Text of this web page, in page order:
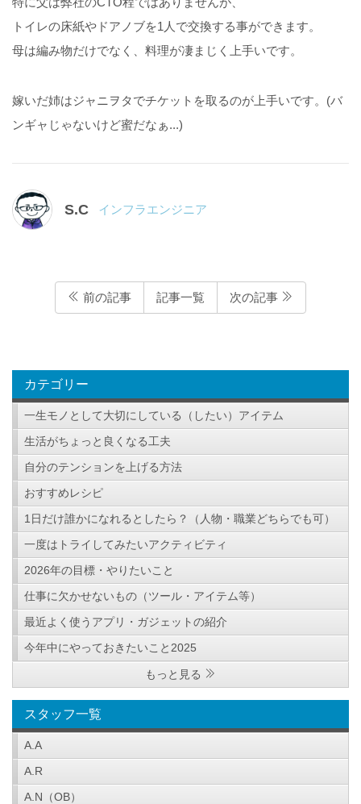
トイレの床紙やドアノブを1人で交換する事ができます。
母は編み物だけでなく、料理が凄まじく上手いです。
嫁いだ姉はジャニヲタでチケットを取るのが上手いです。(バ
ンギャじゃないけど蜜だなぁ...)
S.C インフラエンジニア
前の記事 記事一覧 次の記事
カテゴリー
一生モノとして大切にしている（したい）アイテム
生活がちょっと良くなる工夫
自分のテンションを上げる方法
おすすめレシピ
1日だけ誰かになれるとしたら？（人物・職業どちらでも可）
一度はトライしてみたいアクティビティ
2026年の目標・やりたいこと
仕事に欠かせないもの（ツール・アイテム等）
最近よく使うアプリ・ガジェットの紹介
今年中にやっておきたいこと2025
もっと見る
スタッフ一覧
A.A
A.R
A.N（OB）